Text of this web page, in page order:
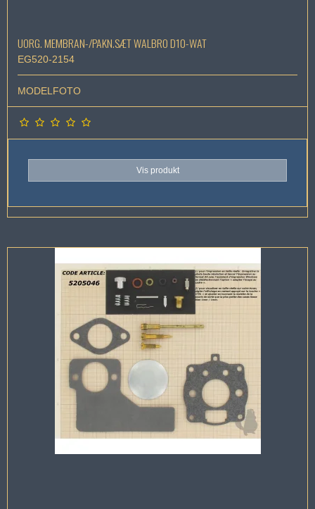
UORG. MEMBRAN-/PAKN.SÆT WALBRO D10-WAT
EG520-2154
MODELFOTO
Vis produkt